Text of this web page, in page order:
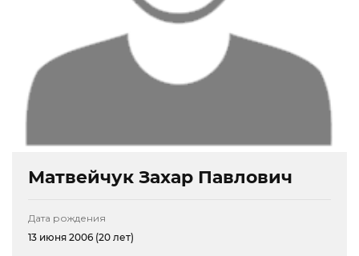
Матвейчук Захар Павлович
Дата рождения
13 июня 2006 (20 лет)